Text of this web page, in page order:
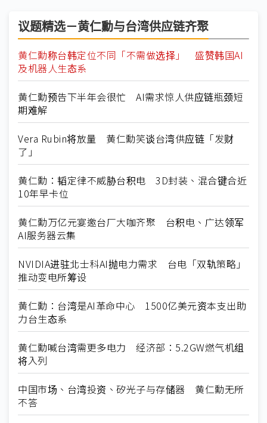
议题精选－黄仁勳与台湾供应链齐聚
黄仁勳称台韩定位不同「不需做选择」 盛赞韩国AI
及机器人生态系
黄仁勳预告下半年会很忙 AI需求惊人供应链瓶颈短
期难解
Vera Rubin将放量 黄仁勳笑谈台湾供应链「发财
了」
黄仁勳：韬定律不威胁台积电 3D封装、混合键合近
10年早卡位
黄仁勳万亿元宴邀台厂大咖齐聚 台积电、广达领军
AI服务器云集
NVIDIA进驻北士科AI抛电力需求 台电「双轨策略」
推动变电所筹设
黄仁勳：台湾是AI革命中心 1500亿美元资本支出助
力台生态系
黄仁勳喊台湾需更多电力 经济部：5.2GW燃气机组
将入列
中国市场、台湾投资、矽光子与存储器 黄仁勳无所
不答